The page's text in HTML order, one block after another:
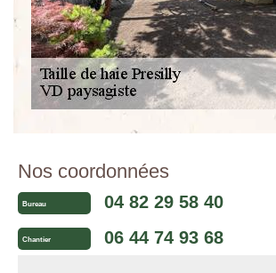
Nos coordonnées
Bureau 04 82 29 58 40
Chantier 06 44 74 93 68